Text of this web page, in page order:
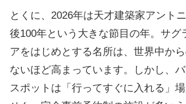
とくに、2026年は天才建築家アント
後100年という大きな節目の年。サグ
アをはじめとする名所は、世界中か
ないほど高まっています。しかし、
スポットは「行ってすぐに入れる」